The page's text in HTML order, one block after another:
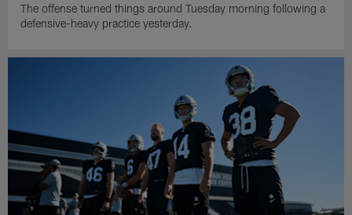
The offense turned things around Tuesday morning following a
defensive-heavy practice yesterday.